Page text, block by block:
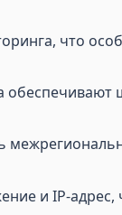
что
и IP-адрес,